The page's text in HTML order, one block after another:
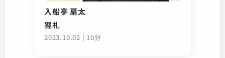
入船亭 扇太
狸札
2023.10.02 | 10分